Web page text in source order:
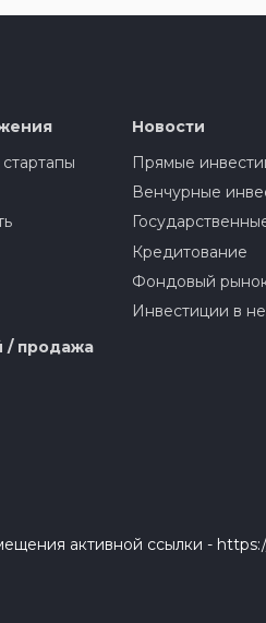
/ продажа
Новости
Прямые
Венчурные
Кредитование
Фондовый
Инвестиции в
активной ссылки -